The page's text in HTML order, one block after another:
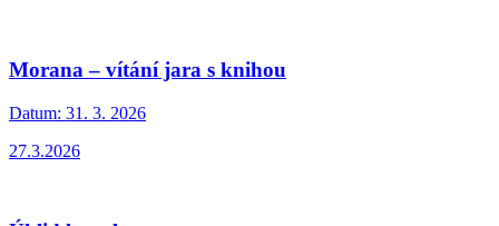
Morana – vítání jara s knihou
Datum: 31. 3. 2026
27.3.2026